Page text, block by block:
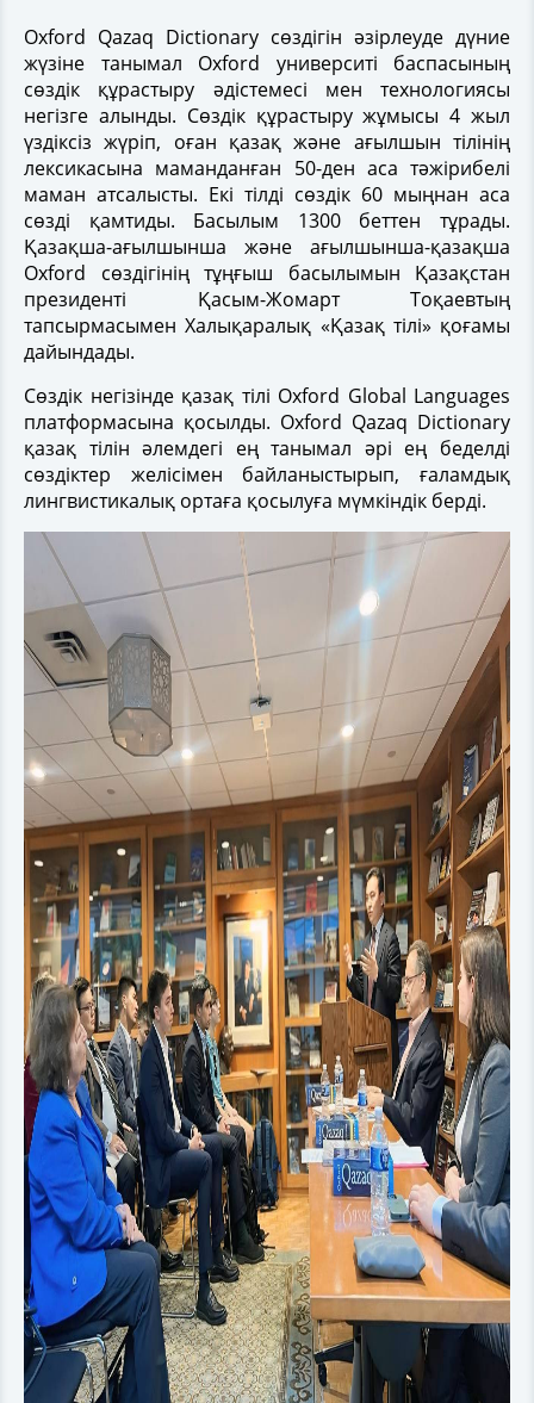
Oxford Qazaq Dictionary сөздігін әзірлеуде дүние
жүзіне танымал Oxford университі баспасының
сөздік құрастыру әдістемесі мен технологиясы
негізге алынды. Сөздік құрастыру жұмысы 4 жыл
үздіксіз жүріп, оған қазақ және ағылшын тілінің
лексикасына маманданған 50-ден аса тәжірибелі
маман атсалысты. Екі тілді сөздік 60 мыңнан аса
сөзді қамтиды. Басылым 1300 беттен тұрады.
Қазақша-ағылшынша және ағылшынша-қазақша
Oxford сөздігінің тұңғыш басылымын Қазақстан
президенті Қасым-Жомарт Тоқаевтың
тапсырмасымен Халықаралық «Қазақ тілі» қоғамы
дайындады.
Сөздік негізінде қазақ тілі Oxford Global Languages
платформасына қосылды. Oxford Qazaq Dictionary
қазақ тілін әлемдегі ең танымал әрі ең беделді
сөздіктер желісімен байланыстырып, ғаламдық
лингвистикалық ортаға қосылуға мүмкіндік берді.